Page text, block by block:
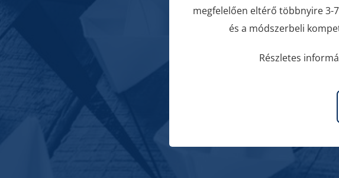
megfelelően eltérő többnyire 3-
és a módszerbeli
Részletes